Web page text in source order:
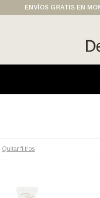
ENVÍOS GRATIS EN
Quitar filtros